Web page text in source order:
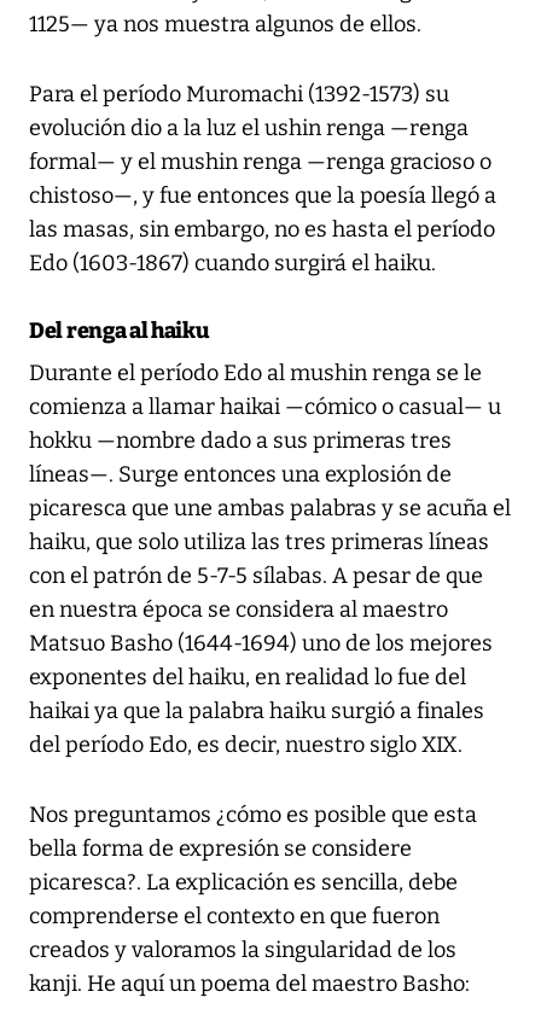
1125— ya nos muestra algunos de ellos.
Para el período Muromachi (1392-1573) su
evolución dio a la luz el ushin renga —renga
formal— y el mushin renga —renga gracioso o
chistoso—, y fue entonces que la poesía llegó a
las masas, sin embargo, no es hasta el período
Edo (1603-1867) cuando surgirá el haiku.
Del renga al haiku
Durante el período Edo al mushin renga se le
comienza a llamar haikai —cómico o casual— u
hokku —nombre dado a sus primeras tres
líneas—. Surge entonces una explosión de
picaresca que une ambas palabras y se acuña el
haiku, que solo utiliza las tres primeras líneas
con el patrón de 5-7-5 sílabas. A pesar de que
en nuestra época se considera al maestro
Matsuo Basho (1644-1694) uno de los mejores
exponentes del haiku, en realidad lo fue del
haikai ya que la palabra haiku surgió a finales
del período Edo, es decir, nuestro siglo XIX.
Nos preguntamos ¿cómo es posible que esta
bella forma de expresión se considere
picaresca?. La explicación es sencilla, debe
comprenderse el contexto en que fueron
creados y valoramos la singularidad de los
kanji. He aquí un poema del maestro Basho: